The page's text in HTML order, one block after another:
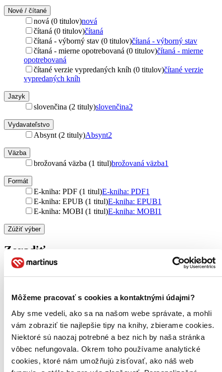
Môžeme pracovať s cookies a kontaktnými údajmi?
Aby sme vedeli, ako sa na našom webe správate, a mohli
vám zobraziť tie najlepšie tipy na knihy, zbierame cookies.
Niektoré sú naozaj potrebné a bez nich by naša stránka
vôbec nefungovala. Okrem toho používame analytické
cookies, ktoré nám umožňujú zisťovať, ako náš web
Nové / čítané
nová (0 titulov)nová
čítaná (0 titulov)čítaná
čítaná - výborný stav (0 titulov)čítaná - výborný stav
čítaná - mierne opotrebovaná (0 titulov)čítaná - mierne
opotrebovaná
čítané verzie vypredaných kníh (0 titulov)čítané verzie
vypredaných kníh
Jazyk
slovenčina (2 tituly)slovenčina2
Vydavateľstvo
Absynt (2 tituly)Absynt2
Väzba
brožovaná väzba (1 titul)brožovaná väzba1
Formát
E-kniha: PDF (1 titul)E-kniha: PDF1
E-kniha: EPUB (1 titul)E-kniha: EPUB1
E-kniha: MOBI (1 titul)E-kniha: MOBI1
Zúžiť výber
Zoradiť
Bestsellery
Novinky
Najdrahšie
Najlacnejšie
Najvyššia zľava